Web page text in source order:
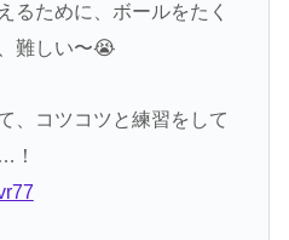
るために、ボールをたく
難しい〜😭
、コツコツと練習をして
！